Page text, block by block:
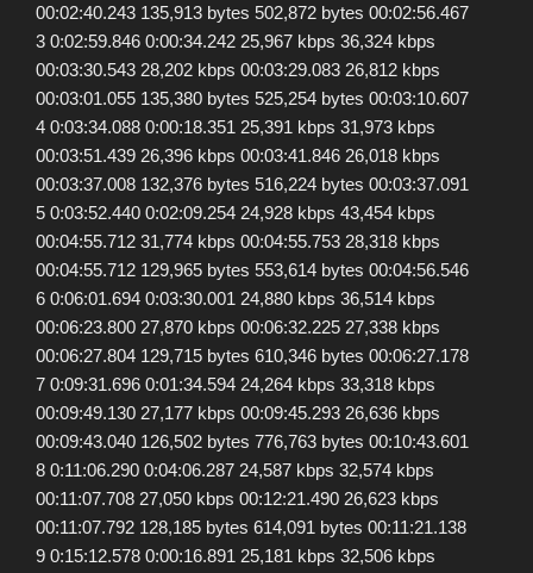
00:02:40.243 135,913 bytes 502,872 bytes 00:02:56.467
3 0:02:59.846 0:00:34.242 25,967 kbps 36,324 kbps
00:03:30.543 28,202 kbps 00:03:29.083 26,812 kbps
00:03:01.055 135,380 bytes 525,254 bytes 00:03:10.607
4 0:03:34.088 0:00:18.351 25,391 kbps 31,973 kbps
00:03:51.439 26,396 kbps 00:03:41.846 26,018 kbps
00:03:37.008 132,376 bytes 516,224 bytes 00:03:37.091
5 0:03:52.440 0:02:09.254 24,928 kbps 43,454 kbps
00:04:55.712 31,774 kbps 00:04:55.753 28,318 kbps
00:04:55.712 129,965 bytes 553,614 bytes 00:04:56.546
6 0:06:01.694 0:03:30.001 24,880 kbps 36,514 kbps
00:06:23.800 27,870 kbps 00:06:32.225 27,338 kbps
00:06:27.804 129,715 bytes 610,346 bytes 00:06:27.178
7 0:09:31.696 0:01:34.594 24,264 kbps 33,318 kbps
00:09:49.130 27,177 kbps 00:09:45.293 26,636 kbps
00:09:43.040 126,502 bytes 776,763 bytes 00:10:43.601
8 0:11:06.290 0:04:06.287 24,587 kbps 32,574 kbps
00:11:07.708 27,050 kbps 00:12:21.490 26,623 kbps
00:11:07.792 128,185 bytes 614,091 bytes 00:11:21.138
9 0:15:12.578 0:00:16.891 25,181 kbps 32,506 kbps